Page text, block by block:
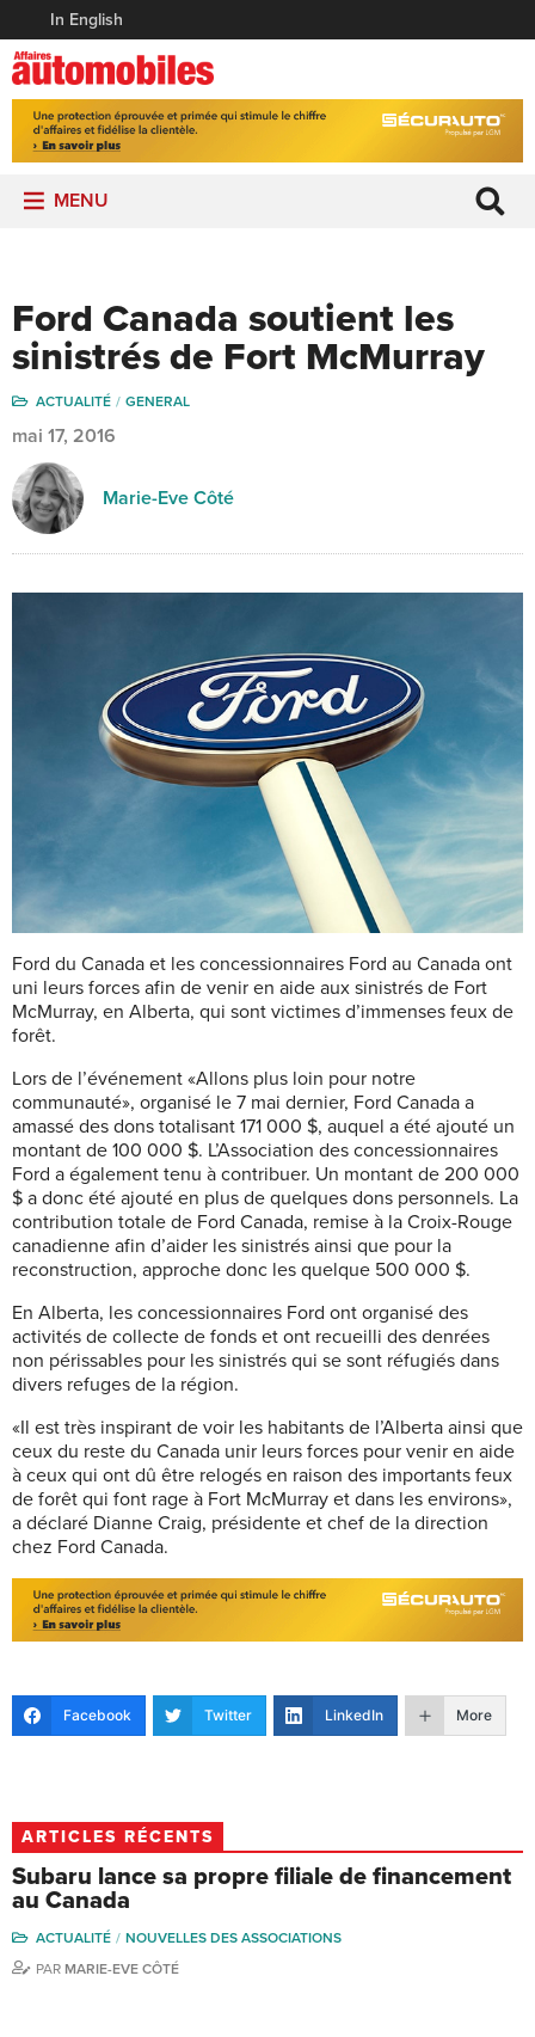
In English
MENU
Ford Canada soutient les
sinistrés de Fort McMurray
ACTUALITÉ GENERAL
mai 17, 2016
Marie-Eve Côté
Ford du Canada et les concessionnaires Ford au Canada ont
uni leurs forces afin de venir en aide aux sinistrés de Fort
McMurray, en Alberta, qui sont victimes d’immenses feux de
forêt.
Lors de l’événement «Allons plus loin pour notre
communauté», organisé le 7 mai dernier, Ford Canada a
amassé des dons totalisant 171 000 $, auquel a été ajouté un
montant de 100 000 $. L’Association des concessionnaires
Ford a également tenu à contribuer. Un montant de 200 000
$ a donc été ajouté en plus de quelques dons personnels. La
contribution totale de Ford Canada, remise à la Croix-Rouge
canadienne afin d’aider les sinistrés ainsi que pour la
reconstruction, approche donc les quelque 500 000 $.
En Alberta, les concessionnaires Ford ont organisé des
activités de collecte de fonds et ont recueilli des denrées
non périssables pour les sinistrés qui se sont réfugiés dans
divers refuges de la région.
«Il est très inspirant de voir les habitants de l’Alberta ainsi que
ceux du reste du Canada unir leurs forces pour venir en aide
à ceux qui ont dû être relogés en raison des importants feux
de forêt qui font rage à Fort McMurray et dans les environs»,
a déclaré Dianne Craig, présidente et chef de la direction
chez Ford Canada.
Facebook Twitter LinkedIn More
ARTICLES RÉCENTS
Subaru lance sa propre filiale de financement
au Canada
ACTUALITÉ
NOUVELLES DES ASSOCIATIONS
PAR MARIE-EVE CÔTÉ